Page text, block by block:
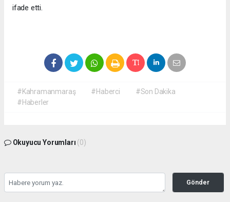
ifade etti.
#Kahramanmaraş #Haberci
#Son Dakika
#Haberler
Okuyucu Yorumları (0)
Gönder